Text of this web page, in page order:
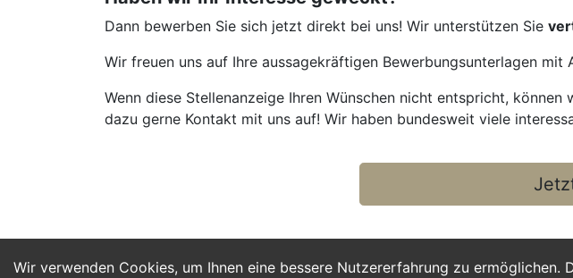
Wir verwenden Cookies, um Ihnen eine bessere Nutzererfahrung zu
Dann bewerben Sie sich jetzt direkt bei uns! Wir unterstützen Sie
Wir freuen uns auf Ihre aussagekräftigen Bewerbungsunterlagen mit
Wenn diese Stellenanzeige Ihren Wünschen nicht entspricht,
dazu gerne Kontakt mit uns auf! Wir haben bundesweit viele